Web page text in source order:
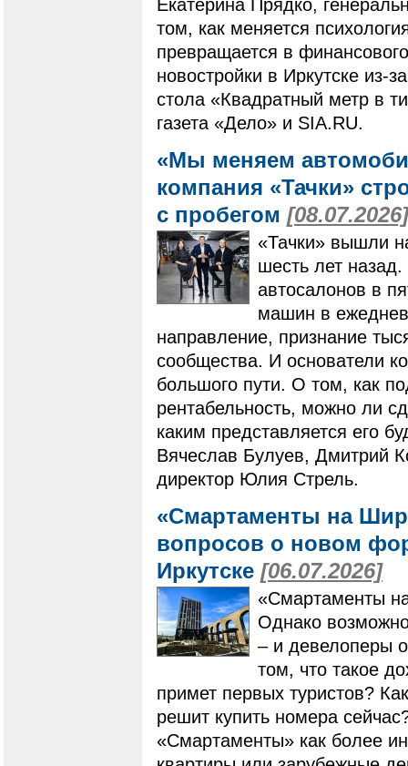
Екатерина Прядко,
том, как меняется
превращается в
новостройки в Иркутске из-
стола «Квадратный метр в
газета «Дело» и SIA.RU.
«Мы меняем
компания «Тачки»
с пробегом [08.07.2026]
«Тачки» вышли
шесть лет
автосалонов в
машин в
направление, признание
сообщества. И основатели
большого пути. О том, как
рентабельность, можно ли
каким представляется его
Вячеслав Булуев, Дмитрий
директор Юлия Стрель.
«Смартаменты на
вопросов о новом
Иркутске [06.07.2026]
«Смартаменты
Однако
– и девелоперы
том, что такое
примет первых туристов?
решит купить номера
«Смартаменты» как более